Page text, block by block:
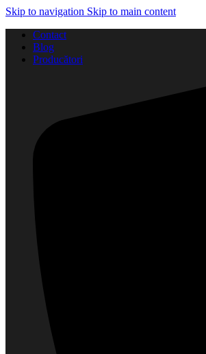
Skip to navigation Skip to main content
Contact
Blog
Producători